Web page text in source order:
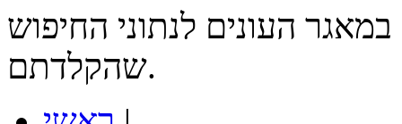
העונים לנתוני החיפוש
שהקלדתם.